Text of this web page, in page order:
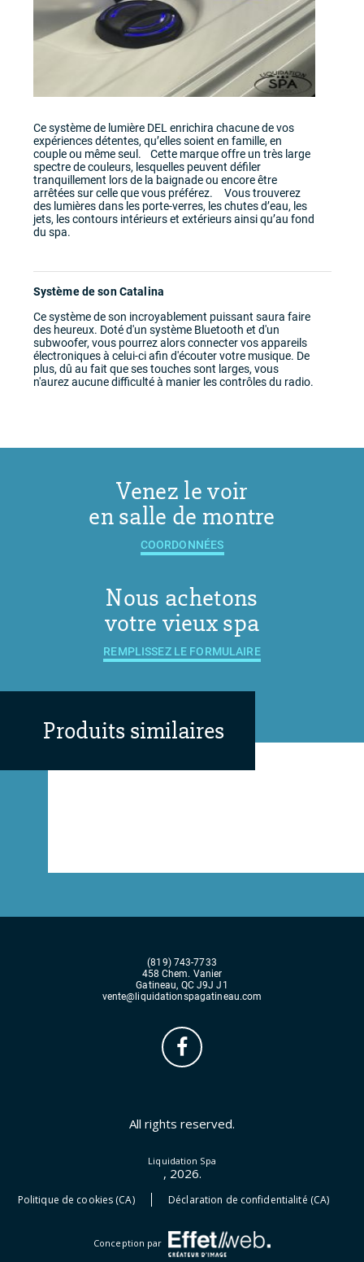
Ce système de lumière DEL enrichira chacune de vos
expériences détentes, qu’elles soient en famille, en
couple ou même seul. Cette marque offre un très large
spectre de couleurs, lesquelles peuvent défiler
tranquillement lors de la baignade ou encore être
arrêtées sur celle que vous préférez. Vous trouverez
des lumières dans les porte-verres, les chutes d’eau, les
jets, les contours intérieurs et extérieurs ainsi qu’au fond
du spa.
Système de son Catalina
Ce système de son incroyablement puissant saura faire
des heureux. Doté d'un système Bluetooth et d'un
subwoofer, vous pourrez alors connecter vos appareils
électroniques à celui-ci afin d'écouter votre musique. De
plus, dû au fait que ses touches sont larges, vous
n'aurez aucune difficulté à manier les contrôles du radio.
Venez le voir
en salle de montre
COORDONNÉES
Nous achetons
votre vieux spa
REMPLISSEZ LE FORMULAIRE
Produits similaires
(819) 743-7733
458 Chem. Vanier
Gatineau, QC J9J J1
vente@liquidationspagatineau.com
All rights reserved.
Liquidation Spa
, 2026.
Politique de cookies (CA) Déclaration de confidentialité (CA)
Conception par